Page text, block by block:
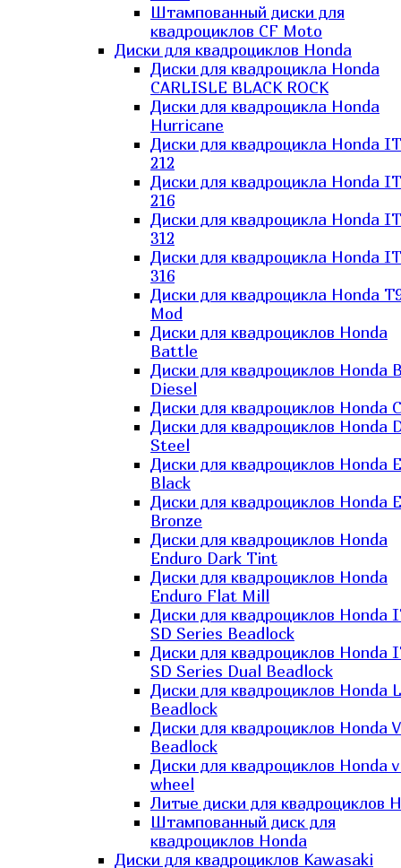
Штампованный диски для
квадроциклов CF Moto
Диски для квадроциклов Honda
Диски для квадроцикла Honda
CARLISLE BLACK ROCK
Диски для квадроцикла Honda
Hurricane
Диски для квадроцикла Honda
212
Диски для квадроцикла Honda
216
Диски для квадроцикла Honda
312
Диски для квадроцикла Honda
316
Диски для квадроцикла Honda
Mod
Диски для квадроциклов Honda
Battle
Диски для квадроциклов Honda
Diesel
Диски для квадроциклов Honda
Диски для квадроциклов Honda
Steel
Диски для квадроциклов Honda
Black
Диски для квадроциклов Honda
Bronze
Диски для квадроциклов Honda
Enduro Dark Tint
Диски для квадроциклов Honda
Enduro Flat Mill
Диски для квадроциклов Honda
SD Series Beadlock
Диски для квадроциклов Honda
SD Series Dual Beadlock
Диски для квадроциклов Honda
Beadlock
Диски для квадроциклов Honda
Beadlock
Диски для квадроциклов Honda
wheel
Литые диски для квадроциклов
Штампованный диск для
квадроциклов Honda
Диски для квадроциклов Kawasaki